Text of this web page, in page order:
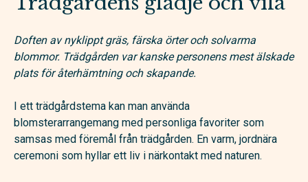
Doften av nyklippt gräs, färska örter och solvarma
blommor. Trädgården var kanske personens mest älskade
plats för återhämtning och skapande.
I ett trädgårdstema kan man använda
blomsterarrangemang med personliga favoriter som
samsas med föremål från trädgården. En varm, jordnära
ceremoni som hyllar ett liv i närkontakt med naturen.